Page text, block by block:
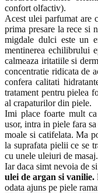
confort olfactiv).
Acest ulei parfumat are
prima presare la rece si
migdale dulci este un
mentinerea echilibrului
calmeaza iritatiile si
concentratie ridicata de
confera calitati
tratament pentru pielea
al crapaturilor din piele.
Imi place foarte mult
usor, intra in piele fara
moale si catifelata. Ma
la suprafata pielii ce se
cu unele uleiuri de masaj.
Iar daca simt nevoia de
ulei de argan si vanilie.
odata ajuns pe piele